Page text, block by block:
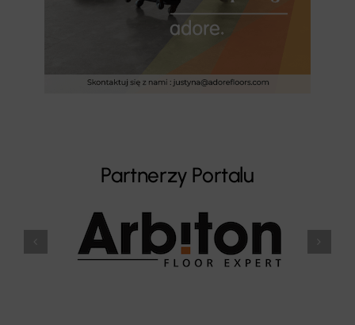
Partnerzy Portalu